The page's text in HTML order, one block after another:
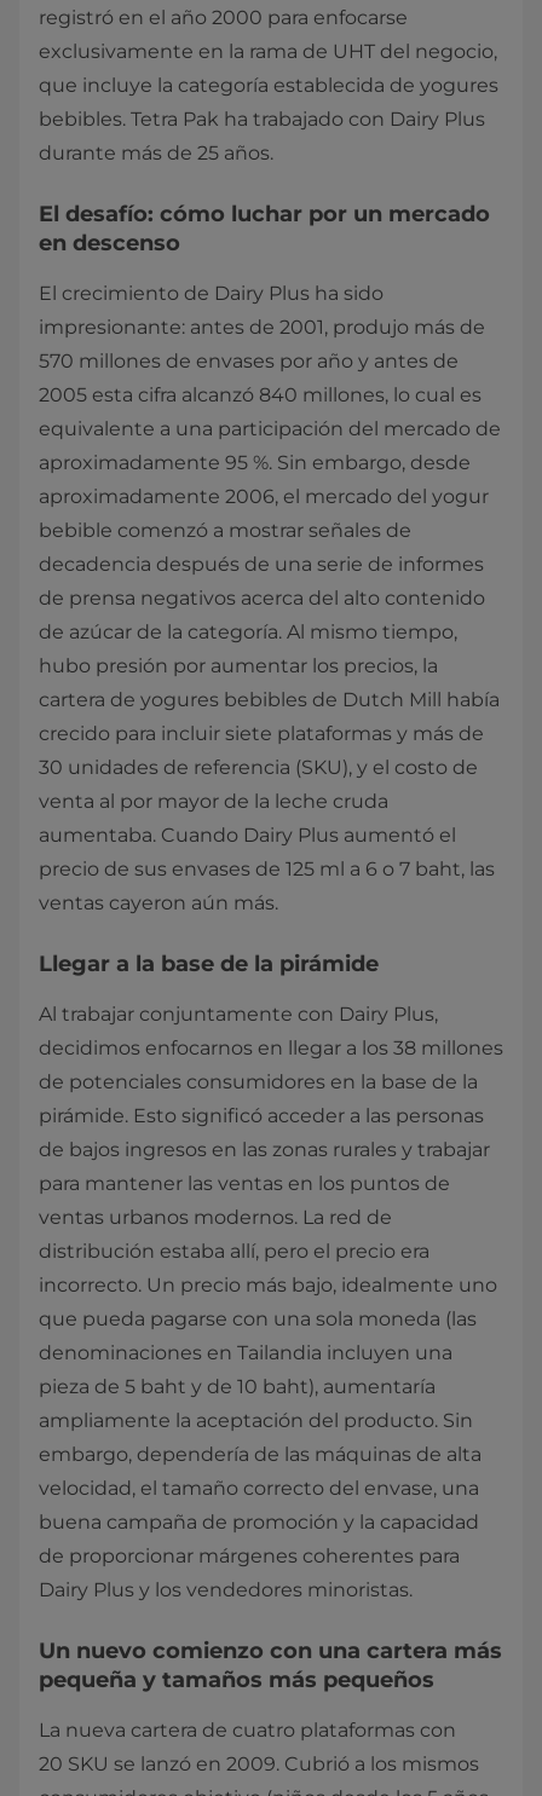
registró en el año 2000 para enfocarse
exclusivamente en la rama de UHT del negocio,
que incluye la categoría establecida de yogures
bebibles. Tetra Pak ha trabajado con Dairy Plus
durante más de 25 años.
El desafío: cómo luchar por un mercado
en descenso
El crecimiento de Dairy Plus ha sido
impresionante: antes de 2001, produjo más de
570 millones de envases por año y antes de
2005 esta cifra alcanzó 840 millones, lo cual es
equivalente a una participación del mercado de
aproximadamente 95 %. Sin embargo, desde
aproximadamente 2006, el mercado del yogur
bebible comenzó a mostrar señales de
decadencia después de una serie de informes
de prensa negativos acerca del alto contenido
de azúcar de la categoría. Al mismo tiempo,
hubo presión por aumentar los precios, la
cartera de yogures bebibles de Dutch Mill había
crecido para incluir siete plataformas y más de
30 unidades de referencia (SKU), y el costo de
venta al por mayor de la leche cruda
aumentaba. Cuando Dairy Plus aumentó el
precio de sus envases de 125 ml a 6 o 7 baht, las
ventas cayeron aún más.
Llegar a la base de la pirámide
Al trabajar conjuntamente con Dairy Plus,
decidimos enfocarnos en llegar a los 38 millones
de potenciales consumidores en la base de la
pirámide. Esto significó acceder a las personas
de bajos ingresos en las zonas rurales y trabajar
para mantener las ventas en los puntos de
ventas urbanos modernos. La red de
distribución estaba allí, pero el precio era
incorrecto. Un precio más bajo, idealmente uno
que pueda pagarse con una sola moneda (las
denominaciones en Tailandia incluyen una
pieza de 5 baht y de 10 baht), aumentaría
ampliamente la aceptación del producto. Sin
embargo, dependería de las máquinas de alta
velocidad, el tamaño correcto del envase, una
buena campaña de promoción y la capacidad
de proporcionar márgenes coherentes para
Dairy Plus y los vendedores minoristas.
Un nuevo comienzo con una cartera más
pequeña y tamaños más pequeños
La nueva cartera de cuatro plataformas con
20 SKU se lanzó en 2009. Cubrió a los mismos